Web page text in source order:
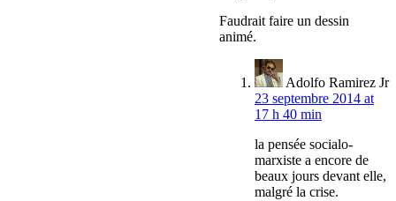
Faudrait faire un dessin
animé.
Adolfo Ramirez Jr
23 septembre 2014 at
17 h 40 min
la pensée socialo-
marxiste a encore de
beaux jours devant elle,
malgré la crise.